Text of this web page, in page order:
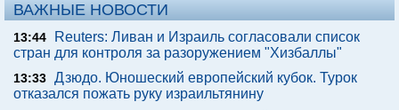
ВАЖНЫЕ НОВОСТИ
13:44
Reuters: Ливан и Израиль согласовали список
стран для контроля за разоружением "Хизбаллы"
13:33 Дзюдо. Юношеский европейский кубок. Турок
отказался пожать руку израильтянину